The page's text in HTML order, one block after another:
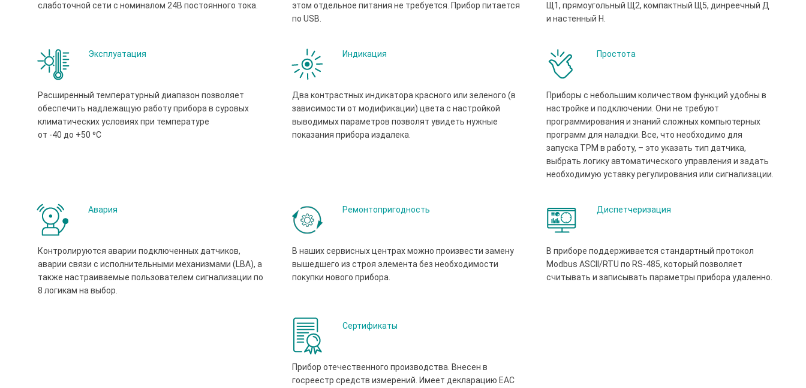
слаботочной сети с номиналом 24В постоянного тока.
этом отдельное питания не требуется. Прибор питается
по USB.
Щ1, прямоугольный Щ2, компактный Щ5, динреечный Д
и настенный Н.
Эксплуатация
Расширенный температурный диапазон позволяет
обеспечить надлежащую работу прибора в суровых
климатических условиях при температуре
от -40 до +50 ⁰С
Индикация
Два контрастных индикатора красного или зеленого (в
зависимости от модификации) цвета с настройкой
выводимых параметров позволят увидеть нужные
показания прибора издалека.
Простота
Приборы с небольшим количеством функций удобны в
настройке и подключении. Они не требуют
программирования и знаний сложных компьютерных
программ для наладки. Все, что необходимо для
запуска ТРМ в работу, – это указать тип датчика,
выбрать логику автоматического управления и задать
необходимую уставку регулирования или сигнализации.
Авария
Контролируются аварии подключенных датчиков,
аварии связи с исполнительными механизмами (LBA), а
также настраиваемые пользователем сигнализации по
8 логикам на выбор.
Ремонтопригодность
В наших сервисных центрах можно произвести замену
вышедшего из строя элемента без необходимости
покупки нового прибора.
Диспетчеризация
В приборе поддерживается стандартный протокол
Modbus ASCII/RTU по RS-485, который позволяет
считывать и записывать параметры прибора удаленно.
Сертификаты
Прибор отечественного производства. Внесен в
госреестр средств измерений. Имеет декларацию ЕАС